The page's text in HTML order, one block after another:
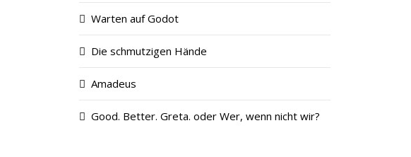
Warten auf Godot
Die schmutzigen Hände
Amadeus
Good. Better. Greta. oder Wer, wenn nicht wir?